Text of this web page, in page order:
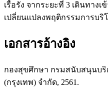
เรื้อรัง จากระยะที่ 3 เดินทาง
เปลี่ยนแปลงพฤติกรรมการบ
เอกสารอ้างอิง
กองสุขศึกษา กรมสนับสนุนบ
(กรุงเทพ) จำกัด, 2561.